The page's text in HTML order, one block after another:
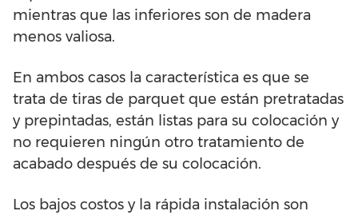
mientras que las inferiores son de madera
menos valiosa.
En ambos casos la característica es que se
trata de tiras de parquet que están pretratadas
y prepintadas, están listas para su colocación y
no requieren ningún otro tratamiento de
acabado después de su colocación.
Los bajos costos y la rápida instalación son